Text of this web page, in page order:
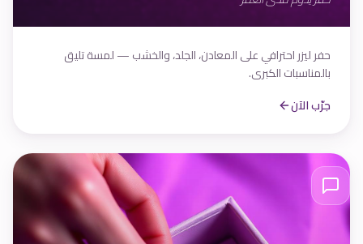
حفر ليزر احترافي على المعادن، الجلد، والخشب — لمسة تليق
بالمناسبات الكبرى.
جرّب الآن